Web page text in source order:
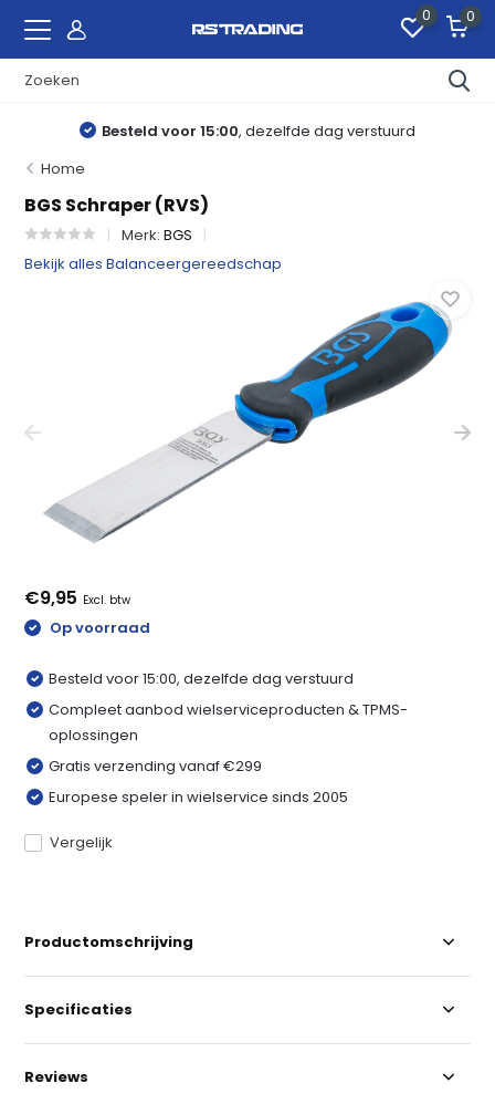
0 0
Besteld voor 15:00, dezelfde dag verstuurd
Home
BGS Schraper (RVS)
Merk:BGS
Bekijk alles Balanceergereedschap
€9,95 Excl. btw
Op voorraad
Besteld voor 15:00, dezelfde dag verstuurd
Compleet aanbod wielserviceproducten & TPMS-
oplossingen
Gratis verzending vanaf €299
Europese speler in wielservice sinds 2005
Vergelijk
Productomschrijving
Specificaties
Reviews